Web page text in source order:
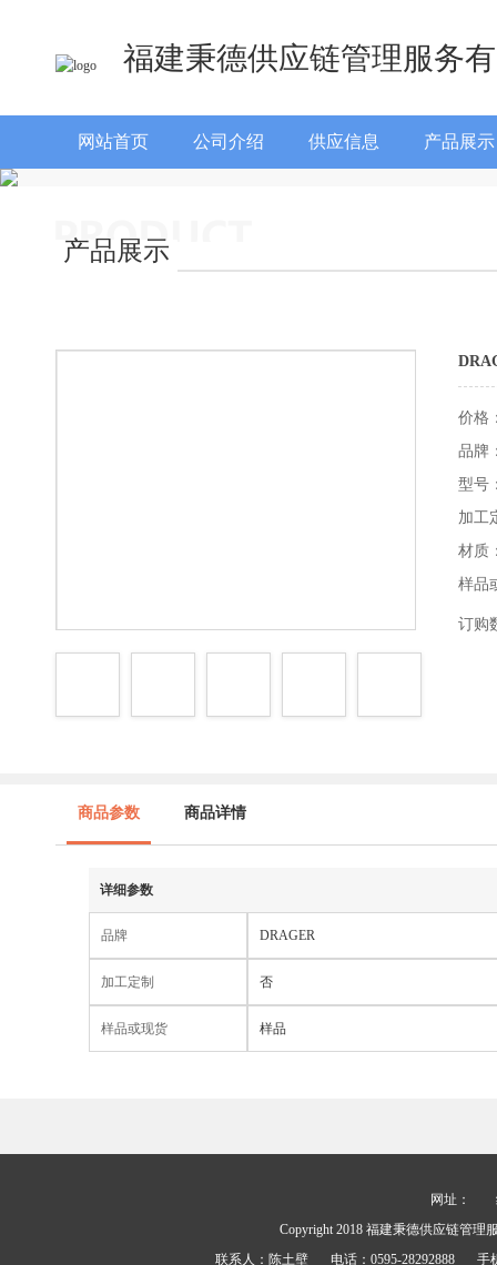
福建秉德供应链管理服务
网站首页 公司介绍 供应信息 产品展示
产品展示
价格
品牌
型号
加工
材质
样品
订购
商品参数 商品详情
详细参数
品牌 DRAGER
加工定制 否
样品或现货 样品
网址：
Copyright 2018 福建秉德供应链管理
联系人： 陈土壁 电话：0595-28292888 手